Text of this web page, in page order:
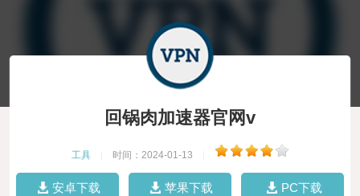
回锅肉加速器官网v
工具 时间：2024-01-13
安卓下载 苹果下载 PC下载